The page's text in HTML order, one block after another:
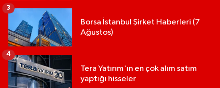
Borsa İstanbul Şirket Haberleri (7
Ağustos)
3
Tera Yatırım'ın en çok alım satım
yaptığı hisseler
4